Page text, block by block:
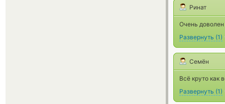
Ринат
Очень
Развернуть (1)
Семён
Всё круто как
Развернуть (1)